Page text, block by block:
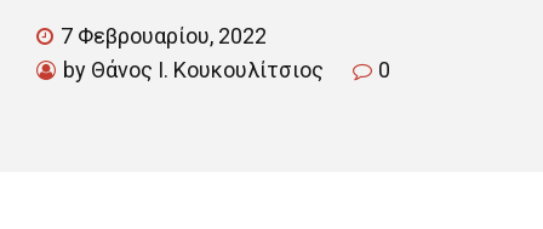
7 Φεβρουαρίου, 2022
by Θάνος Ι. Κουκουλίτσιος
0